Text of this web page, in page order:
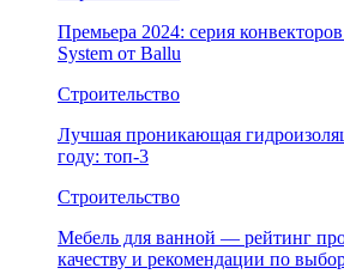
Премьера 2024: серия
System от Ballu
Строительство
Лучшая проникающая
году: топ-3
Строительство
Мебель для ванной — рейтинг
качеству и рекомендации по